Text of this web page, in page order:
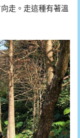
走。走這種有著溫